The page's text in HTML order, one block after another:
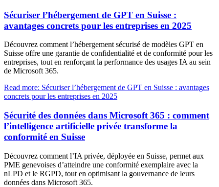
Sécuriser l’hébergement de GPT en Suisse :
avantages concrets pour les entreprises en 2025
Découvrez comment l’hébergement sécurisé de modèles GPT en
Suisse offre une garantie de confidentialité et de conformité pour les
entreprises, tout en renforçant la performance des usages IA au sein
de Microsoft 365.
Read more: Sécuriser l’hébergement de GPT en Suisse : avantages
concrets pour les entreprises en 2025
Sécurité des données dans Microsoft 365 : comment
l’intelligence artificielle privée transforme la
conformité en Suisse
Découvrez comment l’IA privée, déployée en Suisse, permet aux
PME genevoises d’atteindre une conformité exemplaire avec la
nLPD et le RGPD, tout en optimisant la gouvernance de leurs
données dans Microsoft 365.